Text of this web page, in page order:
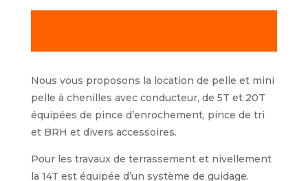
Nous vous proposons la location de pelle et mini
pelle à chenilles avec conducteur, de 5T et 20T
équipées de pince d’enrochement, pince de tri
et BRH et divers accessoires.
Pour les travaux de terrassement et nivellement
la 14T est équipée d’un système de guidage.